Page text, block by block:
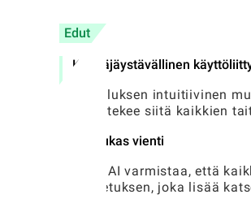
Edut
Käyttäjäystävällinen
Sovelluksen intuitiivinen
mikä tekee siitä kaikkien
Laadukas vienti
Hype AI varmistaa, että
kosketuksen, joka lisää